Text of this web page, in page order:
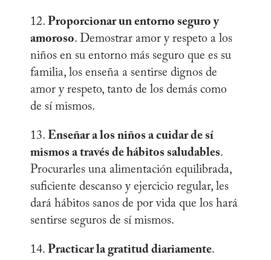
12. Proporcionar un entorno seguro y
amoroso. Demostrar amor y respeto a los
niños en su entorno más seguro que es su
familia, los enseña a sentirse dignos de
amor y respeto, tanto de los demás como
de sí mismos.
13. Enseñar a los niños a cuidar de sí
mismos a través de hábitos saludables.
Procurarles una alimentación equilibrada,
suficiente descanso y ejercicio regular, les
dará hábitos sanos de por vida que los hará
sentirse seguros de sí mismos.
14. Practicar la gratitud diariamente.